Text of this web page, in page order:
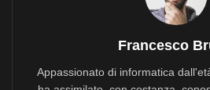
Francesco
Appassionato di informatica